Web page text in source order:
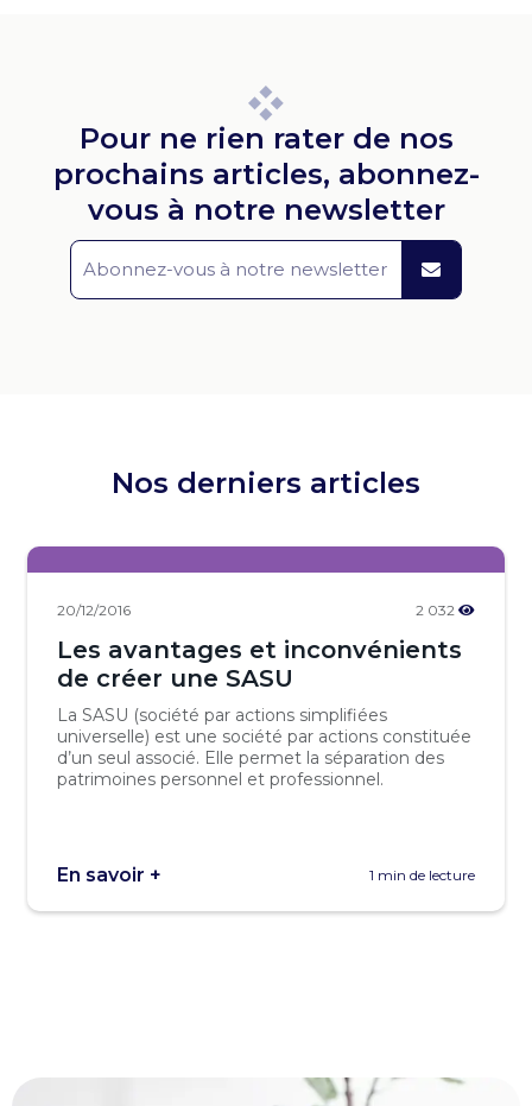
Pour ne rien rater de nos
prochains articles, abonnez-
vous à notre newsletter
Nos derniers articles
20/12/2016 2 032
Les avantages et inconvénients
de créer une SASU
La SASU (société par actions simplifiées
universelle) est une société par actions constituée
d’un seul associé. Elle permet la séparation des
patrimoines personnel et professionnel.
En savoir + 1 min de lecture